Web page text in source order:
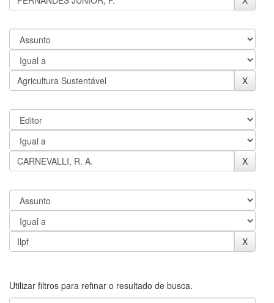
Utilizar filtros para refinar o resultado de busca.